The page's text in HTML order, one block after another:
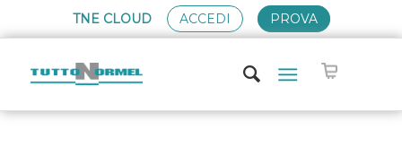
TNE CLOUD ACCEDI PROVA